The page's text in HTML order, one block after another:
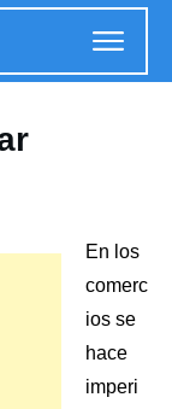
En los
comerc
ios se
hace
imperi